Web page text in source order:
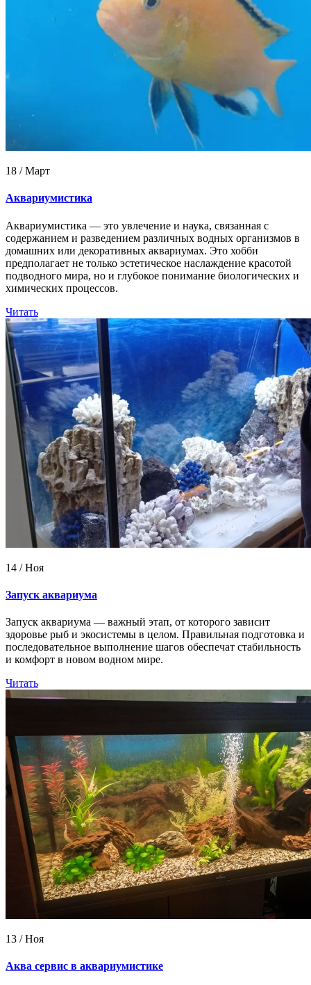
18 / Март
Аквариумистика
Аквариумистика — это увлечение и наука, связанная с
содержанием и разведением различных водных организмов в
домашних или декоративных аквариумах. Это хобби
предполагает не только эстетическое наслаждение красотой
подводного мира, но и глубокое понимание биологических и
химических процессов.
Читать
14 / Ноя
Запуск аквариума
Запуск аквариума — важный этап, от которого зависит
здоровье рыб и экосистемы в целом. Правильная подготовка и
последовательное выполнение шагов обеспечат стабильность
и комфорт в новом водном мире.
Читать
13 / Ноя
Аква сервис в аквариумистике